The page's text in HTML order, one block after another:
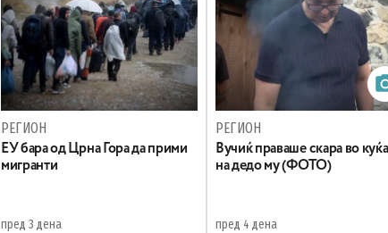
РЕГИОН
EУ бара од Црна Гора да прими
мигранти
пред 3 дена
РЕГИОН
Вучиќ праваше скара во
на дедо му (ФОТО)
пред 4 дена